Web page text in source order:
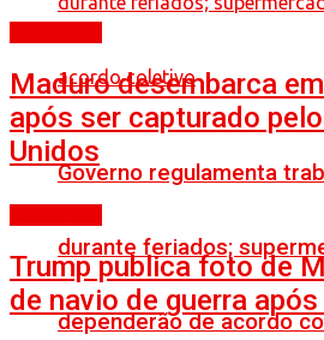
Governo regulamenta
durante feriados;
dependerão de acordo
Maduro desembarca
após ser capturado
Unidos
Trump publica foto de
de navio de guerra